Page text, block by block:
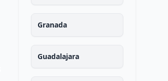
Granada
Guadalajara